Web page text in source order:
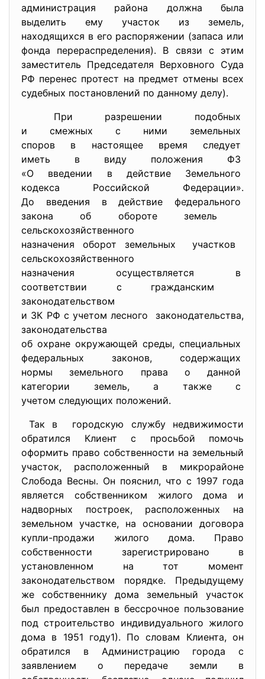
администрация района должна была
выделить ему участок из земель,
находящихся в его распоряжении (запаса или
фонда перераспределения). В связи с этим
заместитель Председателя Верховного Суда
РФ перенес протест на предмет отмены всех
судебных постановлений по данному делу).
При разрешении подобных
и смежных с ними земельных
споров в настоящее время следует
иметь в виду положения ФЗ
«О введении в действие Земельного
кодекса Российской Федерации».
До введения в действие федерального
закона об обороте земель
сельскохозяйственного
назначения оборот земельных участков
сельскохозяйственного
назначения осуществляется в
соответствии с гражданским
законодательством
и ЗК РФ с учетом лесного законодательства,
законодательства
об охране окружающей среды, специальных
федеральных законов, содержащих
нормы земельного права о данной
категории земель, а также с
учетом следующих положений.
Так в городскую службу недвижимости
обратился Клиент с просьбой помочь
оформить право собственности на земельный
участок, расположенный в микрорайоне
Слобода Весны. Он пояснил, что с 1997 года
является собственником жилого дома и
надворных построек, расположенных на
земельном участке, на основании договора
купли-продажи жилого дома. Право
собственности зарегистрировано в
установленном на тот момент
законодательством порядке. Предыдущему
же собственнику дома земельный участок
был предоставлен в бессрочное пользование
под строительство индивидуального жилого
дома в 1951 году1). По словам Клиента, он
обратился в Администрацию города с
заявлением о передаче земли в